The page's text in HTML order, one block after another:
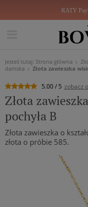
RATY
Jesteś tutaj: Strona główna
damska
Złota zawieszka
5.00 / 5 zobacz
Złota
pochyła B
Złota zawieszka o
złota o próbie 585.